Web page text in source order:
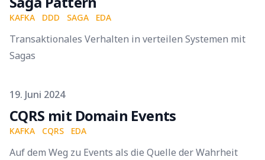
KAFKA DDD SAGA EDA
Transaktionales Verhalten in verteilen Systemen mit
Sagas
Published on
19. Juni 2024
CQRS mit Domain Events
KAFKA CQRS EDA
Auf dem Weg zu Events als die Quelle der Wahrheit